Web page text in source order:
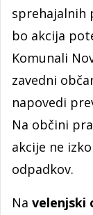
sprehajalnih
bo akcija
Komunali
zavedni
napovedi
Na občini
akcije ne
odpadkov.
Na velenjski